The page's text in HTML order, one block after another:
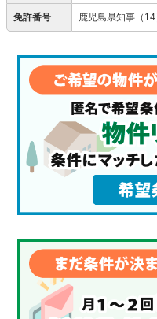
免許番号 鹿児島県知事（